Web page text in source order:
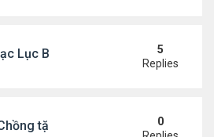
Lục Bát Trích Đoạn - Gõ Google:
5
Replies
tặng tôi khu vườn tình yêu'
0